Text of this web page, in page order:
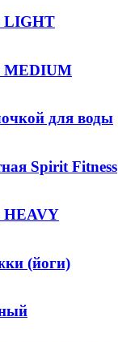
LIGHT
MEDIUM
для воды
Spirit Fitness
HEAVY
(йоги)